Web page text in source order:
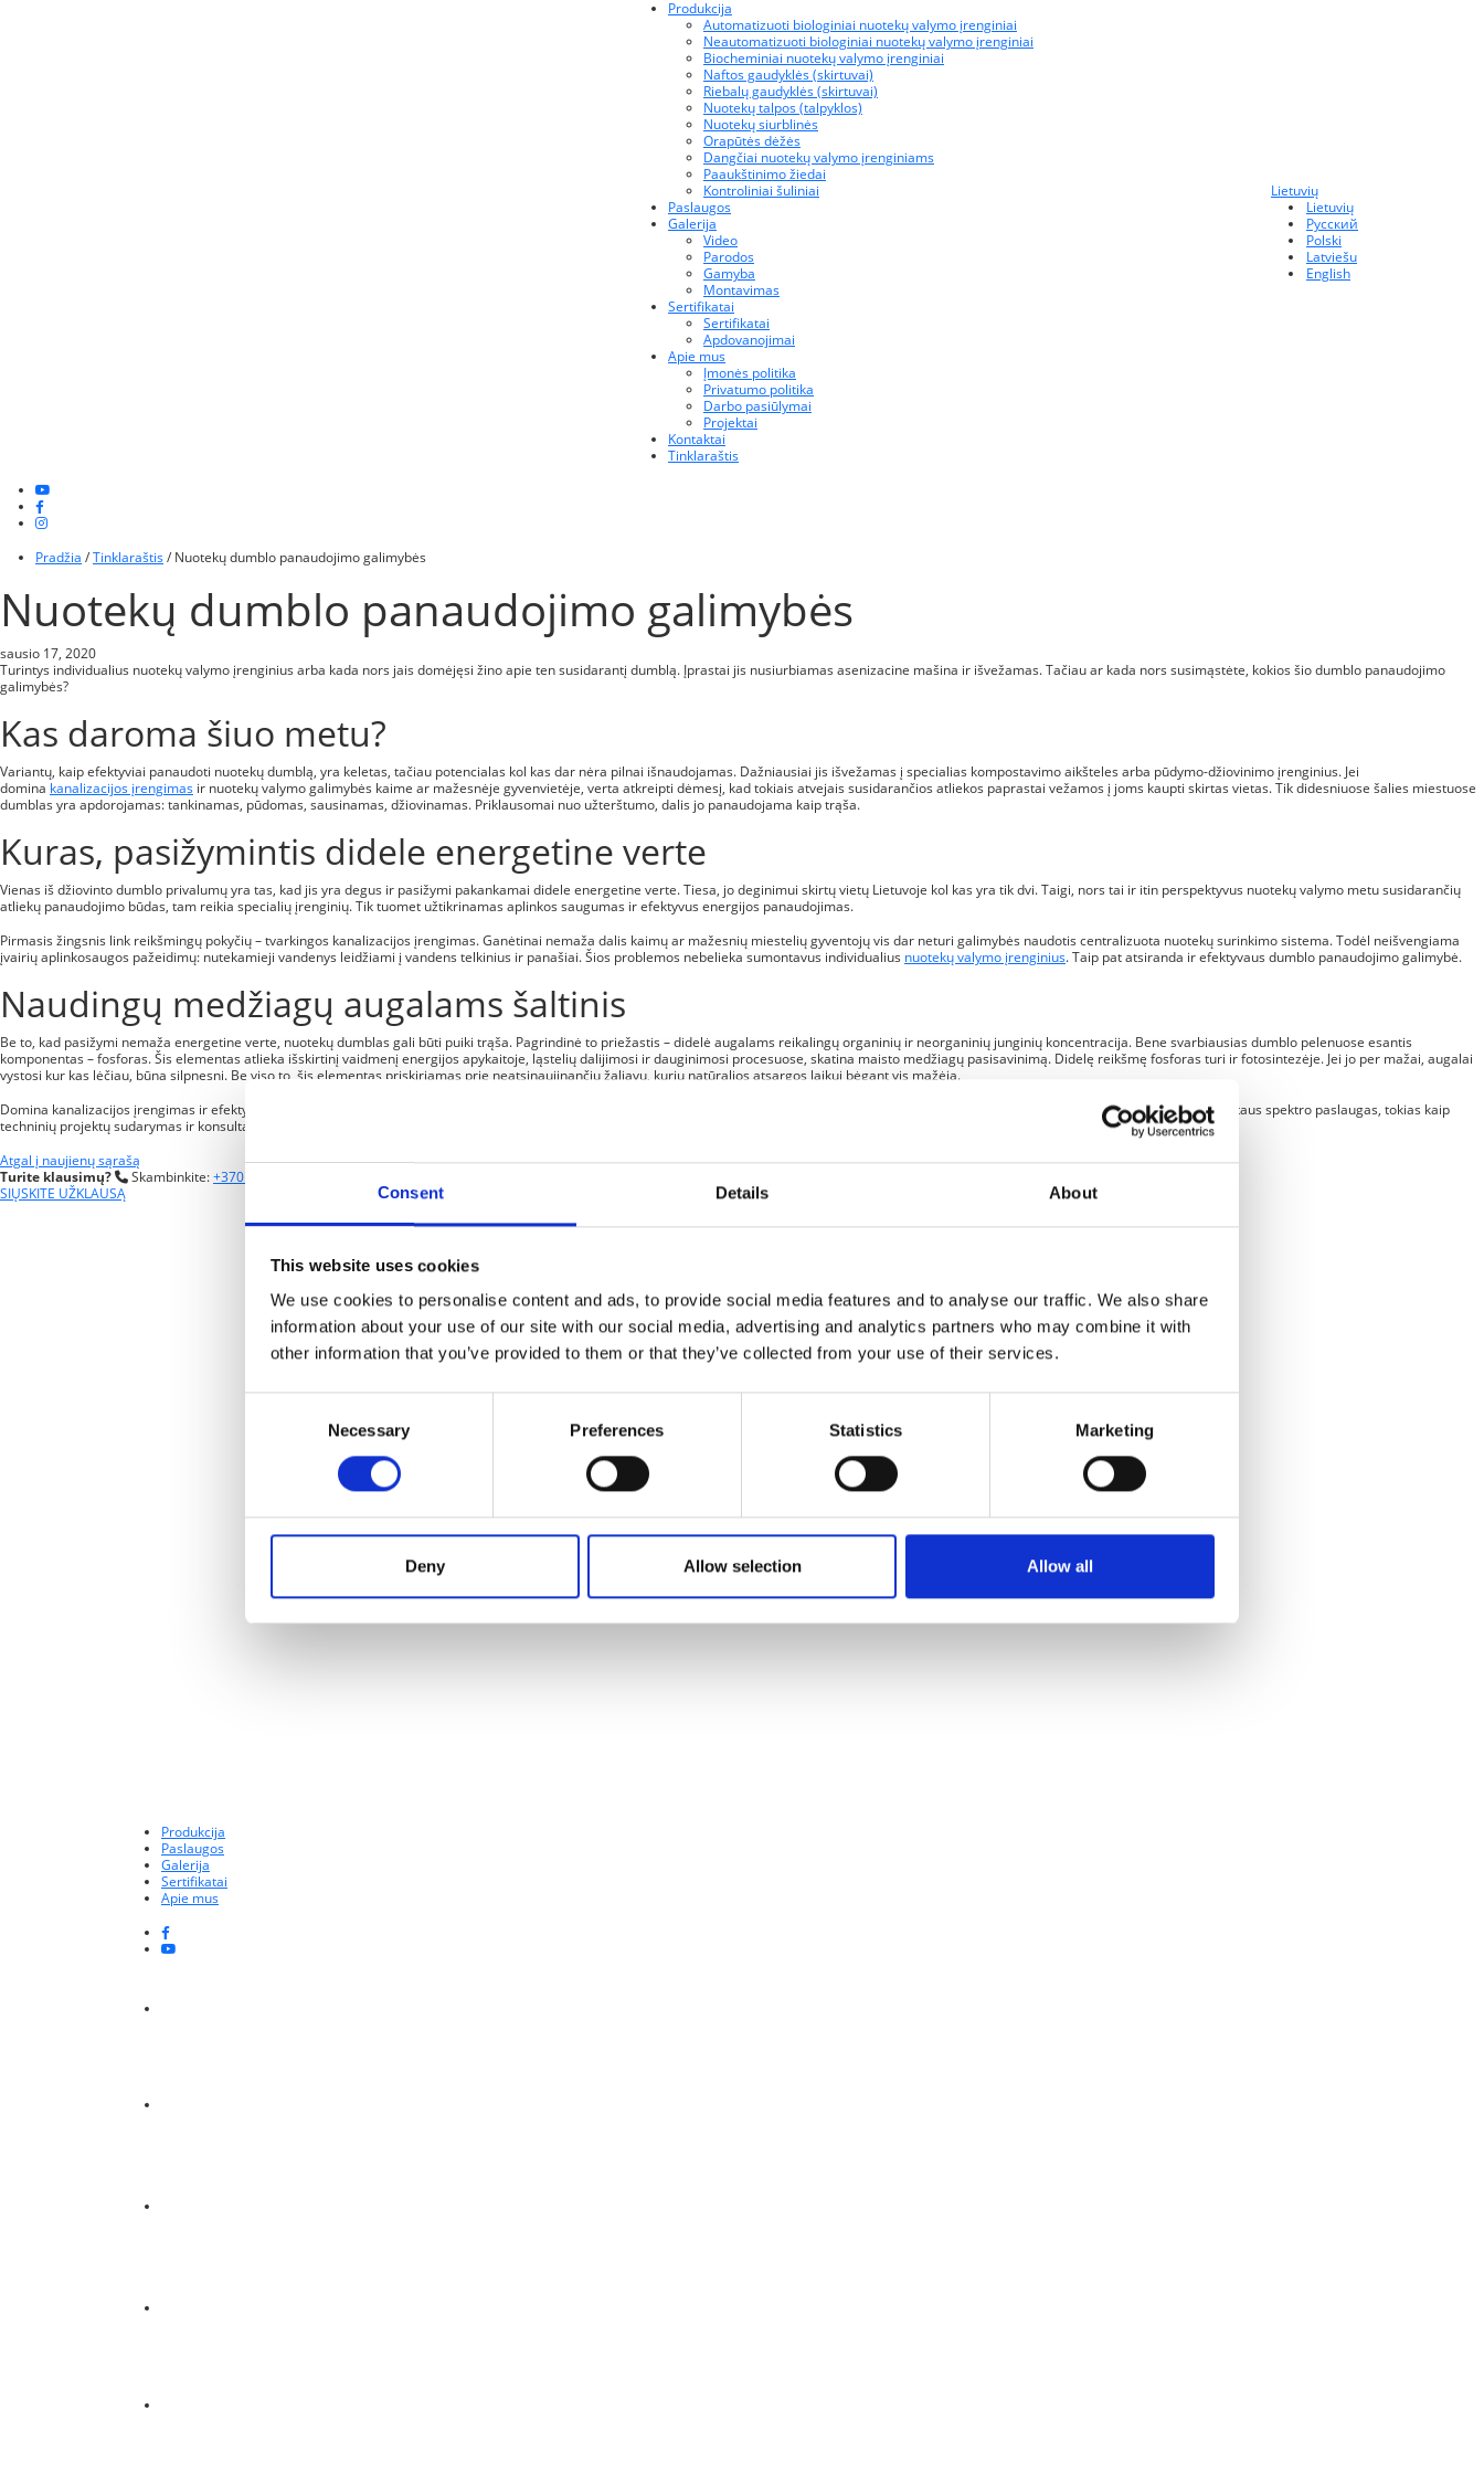
Consent Details About
This website uses cookies
We use cookies to personalise content and ads, to provide social media features and to analyse our traffic. We also share
information about your use of our site with our social media, advertising and analytics partners who may combine it with
other information that you’ve provided to them or that they’ve collected from your use of their services.
Necessary Preferences Statistics Marketing
Deny Allow selection Allow all
Produkcija
Automatizuoti biologiniai nuotekų valymo įrenginiai
Neautomatizuoti biologiniai nuotekų valymo įrenginiai
Biocheminiai nuotekų valymo įrenginiai
Naftos gaudyklės (skirtuvai)
Riebalų gaudyklės (skirtuvai)
Nuotekų talpos (talpyklos)
Nuotekų siurblinės
Orapūtės dėžės
Dangčiai nuotekų valymo įrenginiams
Paaukštinimo žiedai
Kontroliniai šuliniai
Paslaugos
Galerija
Video
Parodos
Gamyba
Montavimas
Sertifikatai
Sertifikatai
Apdovanojimai
Apie mus
Įmonės politika
Privatumo politika
Darbo pasiūlymai
Projektai
Kontaktai
Tinklaraštis
Lietuvių
Lietuvių
Русский
Polski
Latviešu
English
Pradžia /Tinklaraštis/ Nuotekų dumblo panaudojimo galimybės
Nuotekų dumblo panaudojimo galimybės
sausio 17, 2020
Turintys individualius nuotekų valymo įrenginius arba kada nors jais domėjęsi žino apie ten susidarantį dumblą. Įprastai jis nusiurbiamas asenizacine mašina ir išvežamas. Tačiau ar kada nors susimąstėte, kokios šio dumblo panaudojimo
galimybės?
Kas daroma šiuo metu?
Variantų, kaip efektyviai panaudoti nuotekų dumblą, yra keletas, tačiau potencialas kol kas dar nėra pilnai išnaudojamas. Dažniausiai jis išvežamas į specialias kompostavimo aikšteles arba pūdymo-džiovinimo įrenginius. Jei
domina kanalizacijos įrengimas ir nuotekų valymo galimybės kaime ar mažesnėje gyvenvietėje, verta atkreipti dėmesį, kad tokiais atvejais susidarančios atliekos paprastai vežamos į joms kaupti skirtas vietas. Tik didesniuose šalies miestuose
dumblas yra apdorojamas: tankinamas, pūdomas, sausinamas, džiovinamas. Priklausomai nuo užterštumo, dalis jo panaudojama kaip trąša.
Kuras, pasižymintis didele energetine verte
Vienas iš džiovinto dumblo privalumų yra tas, kad jis yra degus ir pasižymi pakankamai didele energetine verte. Tiesa, jo deginimui skirtų vietų Lietuvoje kol kas yra tik dvi. Taigi, nors tai ir itin perspektyvus nuotekų valymo metu susidarančių
atliekų panaudojimo būdas, tam reikia specialių įrenginių. Tik tuomet užtikrinamas aplinkos saugumas ir efektyvus energijos panaudojimas.
Pirmasis žingsnis link reikšmingų pokyčių – tvarkingos kanalizacijos įrengimas. Ganėtinai nemaža dalis kaimų ar mažesnių miestelių gyventojų vis dar neturi galimybės naudotis centralizuota nuotekų surinkimo sistema. Todėl neišvengiama
įvairių aplinkosaugos pažeidimų: nutekamieji vandenys leidžiami į vandens telkinius ir panašiai. Šios problemos nebelieka sumontavus individualius nuotekų valymo įrenginius. Taip pat atsiranda ir efektyvaus dumblo panaudojimo galimybė.
Naudingų medžiagų augalams šaltinis
Be to, kad pasižymi nemaža energetine verte, nuotekų dumblas gali būti puiki trąša. Pagrindinė to priežastis – didelė augalams reikalingų organinių ir neorganinių junginių koncentracija. Bene svarbiausias dumblo pelenuose esantis
komponentas – fosforas. Šis elementas atlieka išskirtinį vaidmenį energijos apykaitoje, ląstelių dalijimosi ir dauginimosi procesuose, skatina maisto medžiagų pasisavinimą. Didelę reikšmę fosforas turi ir fotosintezėje. Jei jo per mažai, augalai
vystosi kur kas lėčiau, būna silpnesni. Be viso to, šis elementas priskiriamas prie neatsinaujinančių žaliavų, kurių natūralios atsargos laikui bėgant vis mažėja.
Domina kanalizacijos įrengimas ir efektyvūs nuotekų tvarkymo, valymo būdai? UAB „Feliksnavis“ specialistai gali jums padėti. Mes ne tik gaminame sertifikuotus įrenginius ir jų priedus, bet ir teikiame plataus spektro paslaugas, tokias kaip
techninių projektų sudarymas ir konsultacijos. Turite klausimų? Kreipkitės – kartu galime rasti individualiai jums labiausiai tinkantį sprendimą.
Atgal į naujienų sąrašą
Turite klausimų?
Skambinkite:+370 315 58472
SIŲSKITE UŽKLAUSĄ
Produkcija
Paslaugos
Galerija
Sertifikatai
Apie mus